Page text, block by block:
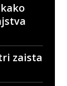
zaista